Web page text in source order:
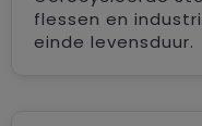
flessen en
einde levensduur.